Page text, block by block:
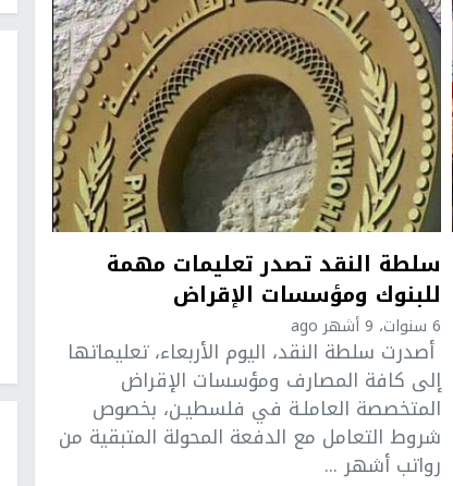
سلطة النقد تصدر تعليمات مهمة
للبنوك ومؤسسات الإقراض
6 سنوات، 9 أشهر ago
أصدرت سلطة النقد، اليوم الأربعاء، تعليماتها
إلى كافة المصارف ومؤسسات الإقراض
المتخصصة العاملـة في فلسطيـن، بخصوص
شروط التعامل مع الدفعة المحولة المتبقية من
رواتب أشهر ...